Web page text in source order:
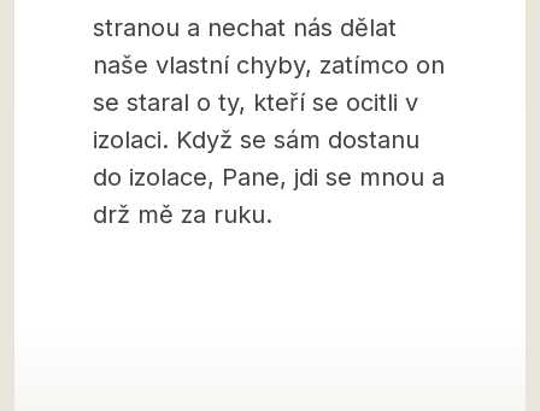
stranou a nechat nás dělat
naše vlastní chyby, zatímco on
se staral o ty, kteří se ocitli v
izolaci. Když se sám dostanu
do izolace, Pane, jdi se mnou a
drž mě za ruku.